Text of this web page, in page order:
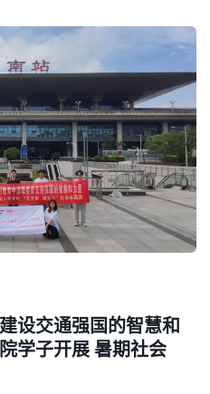
设交通强国的智慧和
学子开展 暑期社会